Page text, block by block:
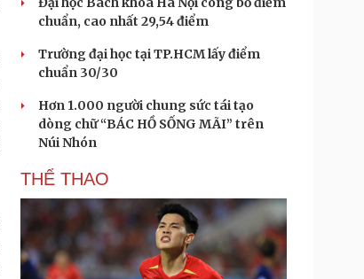
chuẩn, cao nhất 29,54 điểm
Trường đại học tại TP.HCM lấy điểm
chuẩn 30/30
Hơn 1.000 người chung sức tái tạo
dòng chữ “BÁC HỒ SỐNG MÃI” trên
Núi Nhón
THỂ THAO